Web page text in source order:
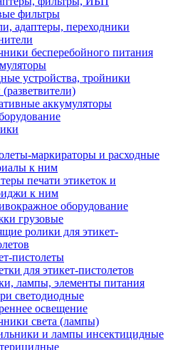
фильтры
адаптеры, переходники
бесперебойного питания
устройства, тройники
аккумуляторы
маркираторы и расходные
к ним
печати этикеток и
к ним
оборудование
грузовые
ролики для этикет-
пистолеты
для этикет-пистолетов
лампы, элементы питания
светодиодные
освещение
света (лампы)
и лампы инсектицидные